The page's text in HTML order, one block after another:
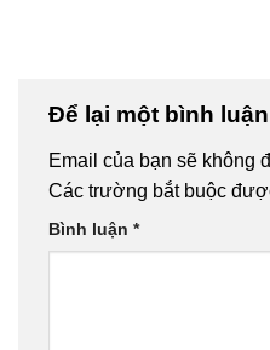
Để lại một bình luận
Email của bạn sẽ không
Các trường bắt buộc
Bình luận *